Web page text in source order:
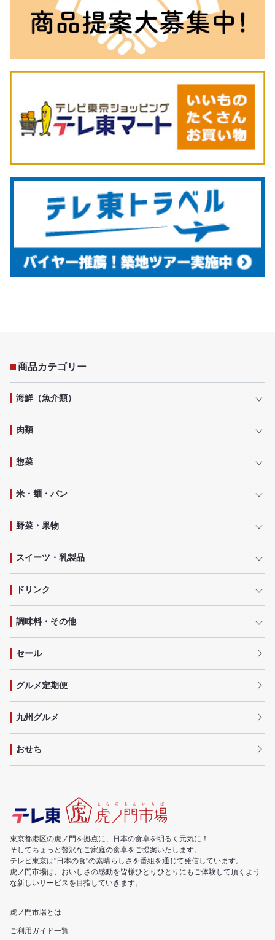
商品カテゴリー
海鮮（魚介類）
肉類
惣菜
米・麺・パン
野菜・果物
スイーツ・乳製品
ドリンク
調味料・その他
セール
グルメ定期便
九州グルメ
おせち
東京都港区の虎ノ門を拠点に、日本の食卓を明るく元気に！
そしてちょっと贅沢なご家庭の食卓をご提案いたします。
テレビ東京は"日本の食"の素晴らしさを番組を通じて発信しています。
虎ノ門市場は、おいしさの感動を皆様ひとりひとりにもご体験して頂くよう
な新しいサービスを目指していきます。
虎ノ門市場とは
ご利用ガイド一覧